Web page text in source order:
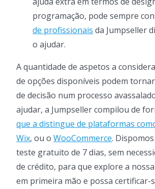
programação, pode sempre
de profissionais da Jumpseller
o ajudar.
A quantidade de aspetos a
de opções disponíveis podem
de decisão num processo
ajudar, a Jumpseller compilou de
que a distingue de plataformas
Wix, ou o WooCommerce.
teste gratuito de 7 dias, sem
de crédito, para que explore a
em primeira mão e possa certificar-